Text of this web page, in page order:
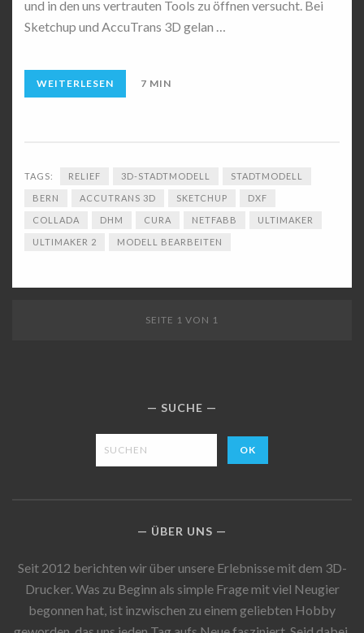
und in den uns vertrauten Tools zu öffnen versucht. Bei
Sketchup und AccuTrans 3D gelan …
WEITERLESEN 7 MIN
TAGS: RELIEF 3D-STADTMODELL STADTMODELL
BERN ACCUTRANS 3D SKETCHUP DXF
COLLADA DHM CURA NETFABB ULTIMAKER
ULTIMAKER 2 MODELL BEARBEITEN
SEITE 1 VON 1
SUCHE
ÜBER UNS
Seit 2012 berichten wir über unsere Erlebnisse mit dem 3D-
Drucker. Was zu Beginn als simple Frage mit viel Neugier
begonnen hat, ist inzwischen zu einem geliebten Hobby